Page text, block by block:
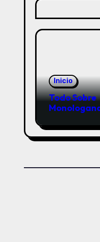
Inicio
Todo Sobre